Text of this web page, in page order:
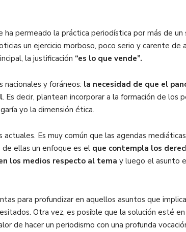
ha permeado la práctica periodística por más de un
un ejercicio morboso, poco serio y carente de
la justificación “es lo que vende”.
y foráneos: la necesidad de que el
. Es decir, plantean incorporar a la formación de los
yo la dimensión ética.
Es muy común que las agendas
ellas un enfoque es el que contempla los
los medios respecto al tema y luego el asunto
para profundizar en aquellos asuntos que
Otra vez, es posible que la solución esté
de hacer un periodismo con una profunda